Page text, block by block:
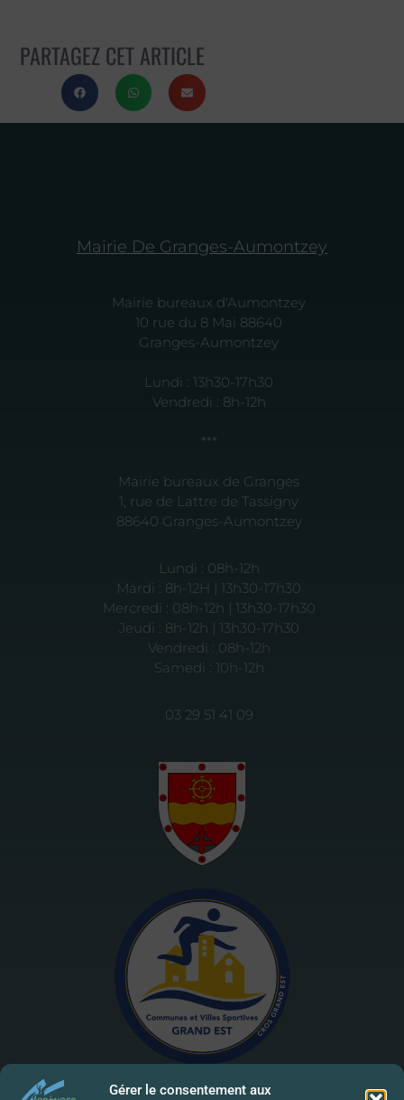
Gérer le consentement aux
PARTAGEZ CET ARTICLE
Mairie De Granges-Aumontzey
Mairie bureaux d'Aumontzey
10 rue du 8 Mai 88640
Granges-Aumontzey
Lundi : 13h30-17h30
Vendredi : 8h-12h
***
Mairie bureaux de Granges
1, rue de Lattre de Tassigny
88640 Granges-Aumontzey
Lundi : 08h-12h
Mardi : 8h-12H | 13h30-17h30
Mercredi : 08h-12h | 13h30-17h30
Jeudi : 8h-12h | 13h30-17h30
Vendredi : 08h-12h
Samedi : 10h-12h
03 29 51 41 09